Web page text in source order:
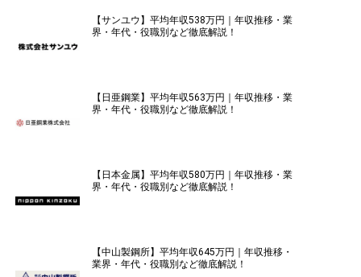
【サンユウ】平均年収538万円｜年収推移・業
界・年代・役職別など徹底解説！
【日亜鋼業】平均年収563万円｜年収推移・業
界・年代・役職別など徹底解説！
【日本金属】平均年収580万円｜年収推移・業
界・年代・役職別など徹底解説！
【中山製鋼所】平均年収645万円｜年収推移・
業界・年代・役職別など徹底解説！